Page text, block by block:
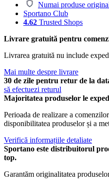
Numai produse
Sportano Club
4.62 Trusted Shops
Livrare gratuită pentru
Livrarea gratuită nu include
Mai multe despre livrare
30 de zile pentru retur de la
să efectuezi returul
Majoritatea produselor le
Perioada de realizare a
disponibilitatea produselor și a
Verifică informațiile detaliate
Sportano este distribuitorul
top.
Garantăm originalitatea